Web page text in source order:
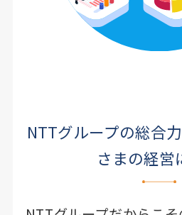
NTTグループの総合
さまの経営